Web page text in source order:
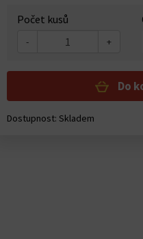
Počet kusů
- +
Do
Dostupnost:Skladem